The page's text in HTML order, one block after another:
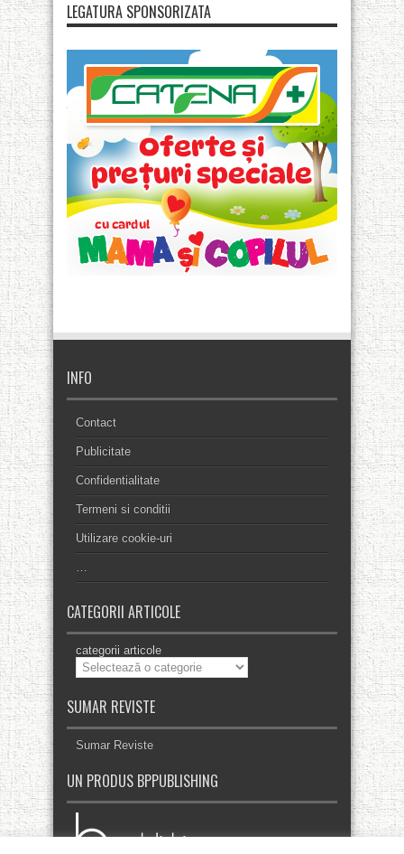
LEGATURA SPONSORIZATA
INFO
Contact
Publicitate
Confidentialitate
Termeni si conditii
Utilizare cookie-uri
…
CATEGORII ARTICOLE
categorii articole
SUMAR REVISTE
Sumar Reviste
UN PRODUS BPPUBLISHING